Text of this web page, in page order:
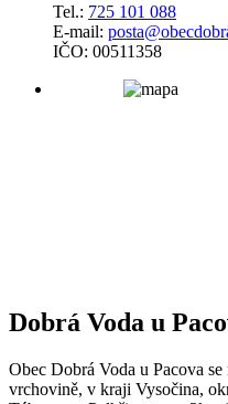
Tel.: 725 101 088
E-mail:
IČO: 00511358
Dobrá Voda u
Obec Dobrá Voda u Pacova
vrchovině, v kraji Vysočina,